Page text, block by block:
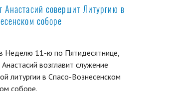
Анастасий совершит Литургию в
соборе
Неделю 11-ю по Пятидесятнице,
возглавит служение
литургии в Спасо-Вознесенском
соборе.